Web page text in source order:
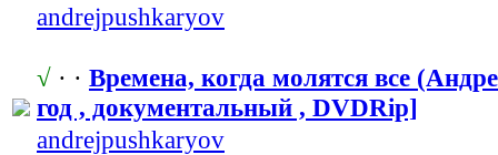
andrejpushka​ryov
√ · · Времена, когда молятся все
год , документальн​ый , DVDRip]
andrejpushka​ryov